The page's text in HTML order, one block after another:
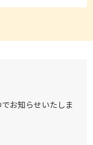
お知らせいたしま